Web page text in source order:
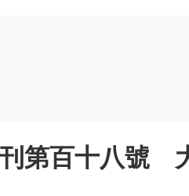
第百十八號